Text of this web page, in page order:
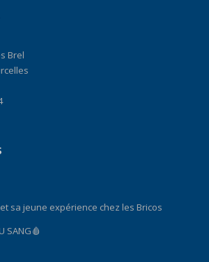
Brel
et sa jeune expérience chez les Bricos
SANG🩸